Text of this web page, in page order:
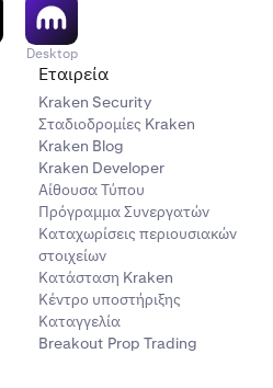
Desktop
Εταιρεία
Kraken Security
Σταδιοδρομίες Kraken
Kraken Blog
Kraken Developer
Αίθουσα Τύπου
Πρόγραμμα Συνεργατών
Καταχωρίσεις περιουσιακών
στοιχείων
Κατάσταση Kraken
Κέντρο υποστήριξης
Καταγγελία
Breakout Prop Trading